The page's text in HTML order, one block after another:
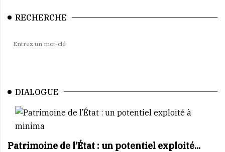
RECHERCHE
DIALOGUE
Patrimoine de l’État : un potentiel exploité...